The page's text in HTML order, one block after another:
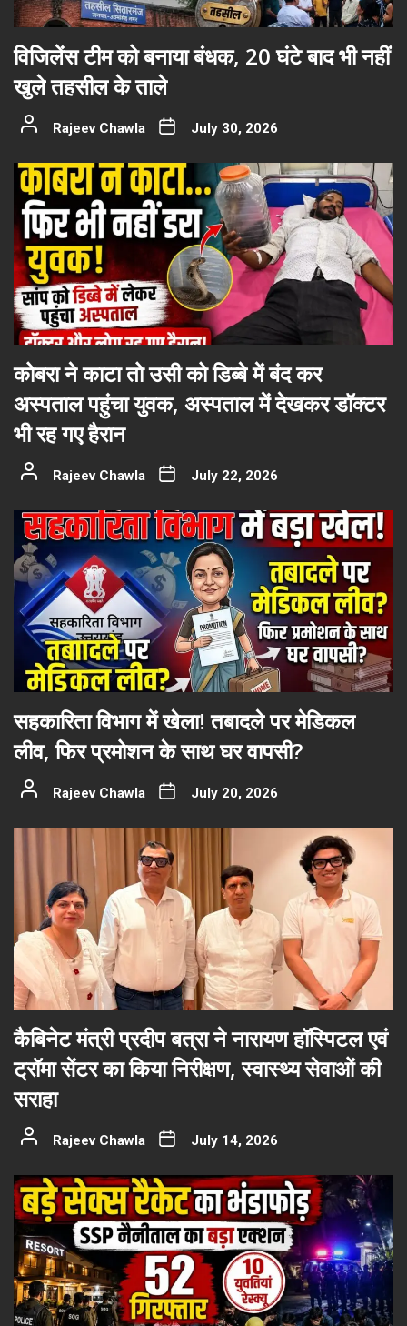
विजिलेंस टीम को बनाया बंधक, 20 घंटे बाद भी नहीं
खुले तहसील के ताले
Rajeev Chawla July 30, 2026
कोबरा ने काटा तो उसी को डिब्बे में बंद कर
अस्पताल पहुंचा युवक, अस्पताल में देखकर डॉक्टर
भी रह गए हैरान
Rajeev Chawla July 22, 2026
सहकारिता विभाग में खेला! तबादले पर मेडिकल
लीव, फिर प्रमोशन के साथ घर वापसी?
Rajeev Chawla July 20, 2026
कैबिनेट मंत्री प्रदीप बत्रा ने नारायण हॉस्पिटल एवं
ट्रॉमा सेंटर का किया निरीक्षण, स्वास्थ्य सेवाओं की
सराहा
Rajeev Chawla July 14, 2026